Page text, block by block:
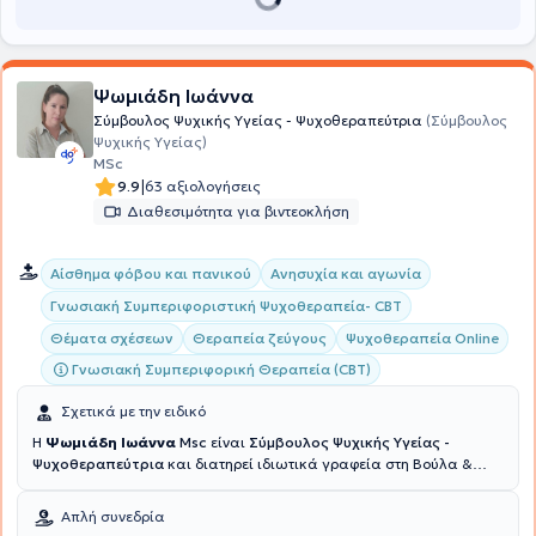
εθελοντικά στη Γέφυρα Ζωής με παιδιά και ενήλικες με αναπηρία,
Αποτελεσματικού γονέα από την Gordon Hellas). Έχει
παρακολουθήσει σεμινάρια κλινικής υπνοθεραπείας και
παραμένει ενεργή και δραστηριοποιημένη στο κομμάτι της
εκπαίδευσης, της έρευνας και της δικής της προσωπικής
ανάπτυξης.
Ψωμιάδη Ιωάννα
Σύμβουλος Ψυχικής Υγείας - Ψυχοθεραπεύτρια (Σύμβουλος
Ψυχικής Υγείας)
MSc
9.9|63 αξιολογήσεις
Διαθεσιμότητα για βιντεοκλήση
Αίσθημα φόβου και πανικού
Ανησυχία και αγωνία
Γνωσιακή Συμπεριφοριστική Ψυχοθεραπεία- CBT
Θέματα σχέσεων
Θεραπεία ζεύγους
Ψυχοθεραπεία Online
Γνωσιακή Συμπεριφορική Θεραπεία (CBT)
Σχετικά με την ειδικό
Η Ψωμιάδη Ιωάννα Msc είναι Σύμβουλος Ψυχικής Υγείας -
Ψυχοθεραπεύτρια και διατηρεί ιδιωτικά γραφεία στη Βούλα &
Κολλέγιο Αθηνών και κατέχει
Συμπεριφοριστικής Θεωρίας & Κλινικής Πράξης από το Εθνικό
Απλή συνεδρία